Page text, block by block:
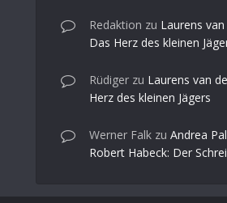
Redaktion zu Laurens
Das Herz des kleinen
Rüdiger zu Laurens van
Herz des kleinen Jägers
Werner Falk zu Andrea
Robert Habeck: Der